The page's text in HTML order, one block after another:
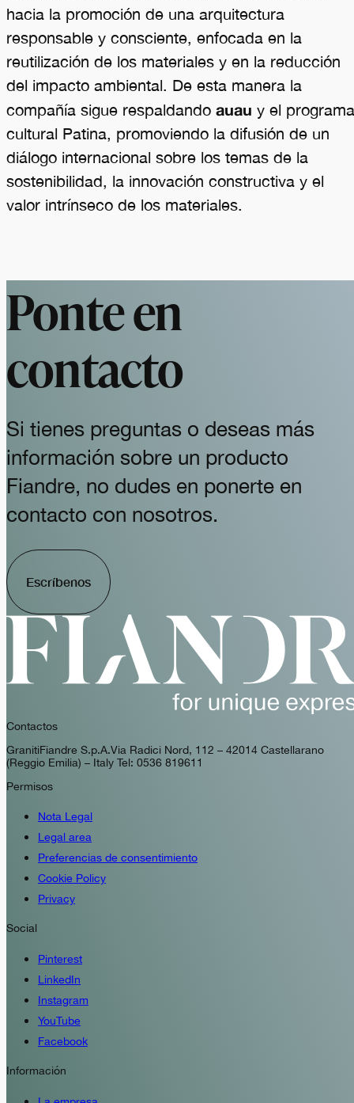
hacia la promoción de una arquitectura
responsable y consciente, enfocada en la
reutilización de los materiales y en la reducción
del impacto ambiental. De esta manera la
compañía sigue respaldando auau y el programa
cultural Patina, promoviendo la difusión de un
diálogo internacional sobre los temas de la
sostenibilidad, la innovación constructiva y el
valor intrínseco de los materiales.
Ponte en
contacto
Si tienes preguntas o deseas más
información sobre un producto
Fiandre, no dudes en ponerte en
contacto con nosotros.
Escríbenos
Contactos
GranitiFiandre S.p.A. Via Radici Nord, 112 – 42014 Castellarano
(Reggio Emilia) – Italy Tel: 0536 819611
Permisos
Nota Legal
Legal area
Preferencias de consentimiento
Cookie Policy
Privacy
Social
Pinterest
LinkedIn
Instagram
YouTube
Facebook
Información